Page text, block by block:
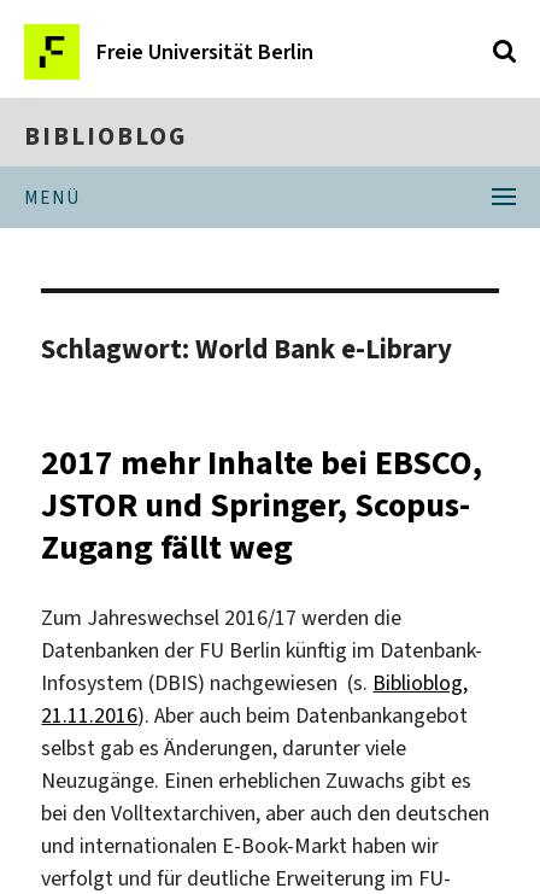
Freie Universität Berlin
BIBLIOBLOG
MENÜ
Schlagwort:World Bank e-Library
2017 mehr Inhalte bei EBSCO,
JSTOR und Springer, Scopus-
Zugang fällt weg
Zum Jahreswechsel 2016/17 werden die
Datenbanken der FU Berlin künftig im Datenbank-
Infosystem (DBIS) nachgewiesen (s. Biblioblog,
21.11.2016). Aber auch beim Datenbankangebot
selbst gab es Änderungen, darunter viele
Neuzugänge. Einen erheblichen Zuwachs gibt es
bei den Volltextarchiven, aber auch den deutschen
und internationalen E-Book-Markt haben wir
verfolgt und für deutliche Erweiterung im FU-